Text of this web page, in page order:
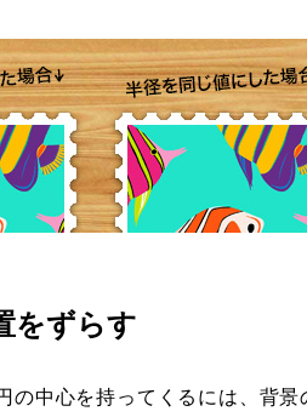
をずらす
の中心を持ってくるには、背景